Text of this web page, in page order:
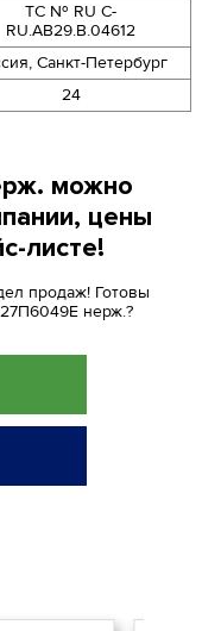
ТС № RU С-
RU.АB29.B.04612
Санкт-Петербург
24
можно
цены
листе!
продаж! Готовы
нерж.?